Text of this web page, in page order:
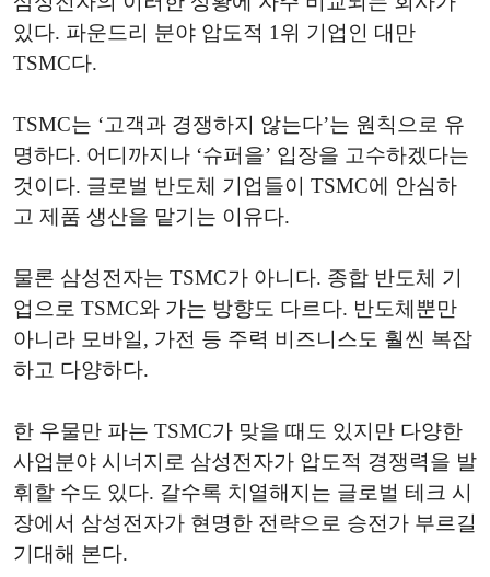
있다. 파운드리 분야 압도적 1위 기업인 대만
TSMC다.
TSMC는 ‘고객과 경쟁하지 않는다’는 원칙으로 유
명하다. 어디까지나 ‘슈퍼을’ 입장을 고수하겠다는
것이다. 글로벌 반도체 기업들이 TSMC에 안심하
고 제품 생산을 맡기는 이유다.
물론 삼성전자는 TSMC가 아니다. 종합 반도체 기
업으로 TSMC와 가는 방향도 다르다. 반도체뿐만
아니라 모바일, 가전 등 주력 비즈니스도 훨씬 복잡
하고 다양하다.
한 우물만 파는 TSMC가 맞을 때도 있지만 다양한
사업분야 시너지로 삼성전자가 압도적 경쟁력을 발
휘할 수도 있다. 갈수록 치열해지는 글로벌 테크 시
장에서 삼성전자가 현명한 전략으로 승전가 부르길
기대해 본다.